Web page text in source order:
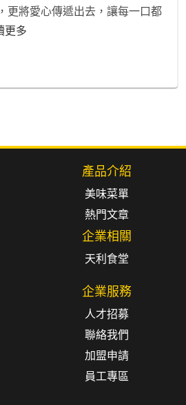
更將愛心傳遞出去，讓每一口都
更多
產品介紹
美味菜單
熱門文章
企業相關
天利食堂
企業服務
人才招募
聯絡我們
加盟申請
員工專區